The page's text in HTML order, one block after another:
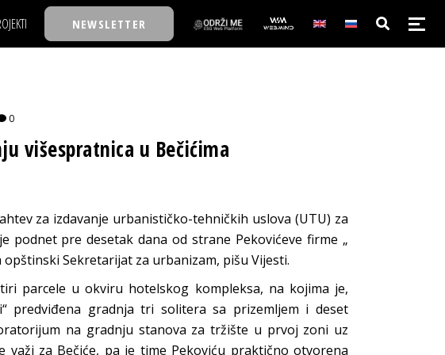
BACK TO OFFICE/SCHOOL
BIZKOLEGIJUM
BMW BIZNIS LIGA
BIZLIFE WEEK
IZJAVA GODINE
NEWSLETTER
NAJKOLEGA
BACK TO OFFICE/SCHOOL
BIZBENDOVI
BIZLIFE WEEK
IZJAVA GODINE
0
višespratnica u Bečićima
za izdavanje urbanističko-tehničkih uslova (UTU) za
podnet pre desetak dana od strane Pekovićeve firme „
opštinski Sekretarijat za urbanizam, pišu Vijesti.
parcele u okviru hotelskog kompleksa, na kojima je,
predviđena gradnja tri solitera sa prizemljem i deset
na gradnju stanova za tržište u prvoj zoni uz
za Bečiće, pa je time Pekoviću praktično otvorena